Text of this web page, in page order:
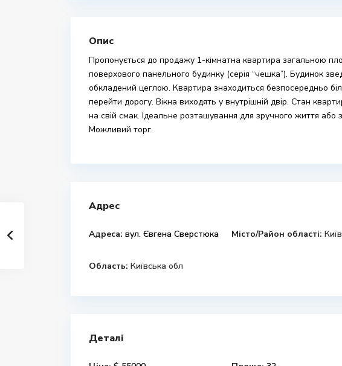
Опис
Пропонується до продажу 1-кімнатна квартира загальною
поверхового панельного будинку (серія “чешка”). Будинок
обкладений цеглою. Квартира знаходиться безпосередньо
перейти дорогу. Вікна виходять у внутрішній двір. Стан
на свій смак. Ідеальне розташування для зручного життя або
Можливий торг.
Адрес
Адреса: вул. Євгена Сверстюка Місто/Район області: Київ
Область: Київська обл
Деталі